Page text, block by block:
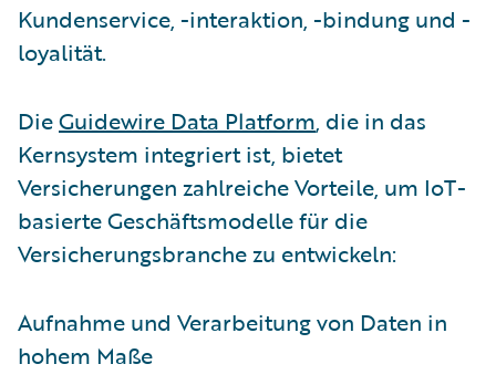
Kundenservice, -interaktion, -bindung und -
loyalität.
DieGuidewire Data Platform, die in das
Kernsystem integriert ist, bietet
Versicherungen zahlreiche Vorteile, um IoT-
basierte Geschäftsmodelle für die
Versicherungsbranche zu entwickeln:
Aufnahme und Verarbeitung von Daten in
hohem Maße